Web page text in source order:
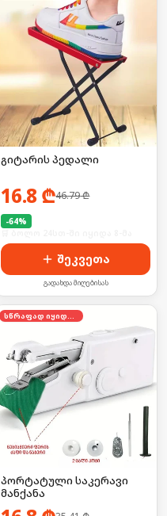
გიტარის პედალი
16.8 ₾46.79₾
-64%
შეკვეთა
გადახდა მიღებისას
სწრაფად იყიდება
პორტატული საკერავი
მანქანა